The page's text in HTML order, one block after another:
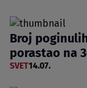
Broj
porastao na
SVET14.07.